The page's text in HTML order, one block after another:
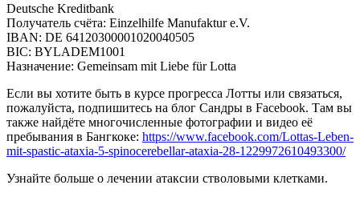
Deutsche Kreditbank
Получатель счёта: Einzelhilfe Manufaktur e.V.
IBAN: DE 64120300001020040505
BIC: BYLADEM1001
Назначение: Gemeinsam mit Liebe für Lotta
Если вы хотите быть в курсе прогресса Лотты или связаться,
пожалуйста, подпишитесь на блог Сандры в Facebook. Там вы
также найдёте многочисленные фотографии и видео её
пребывания в Бангкоке: https://www.facebook.com/Lottas-Leben-
mit-spastic-ataxia-5-spinocerebellar-ataxia-28-1229972610493300/
Узнайте больше о лечении атаксии стволовыми клетками.